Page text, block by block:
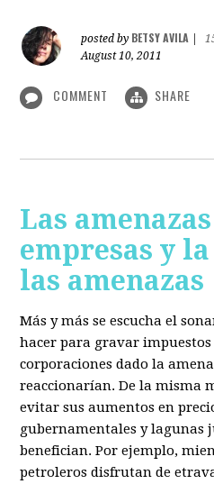
posted by BETSY AVILA
August 10, 2011
COMMENT SHARE
Las
empresas y
las amenazas
Más y más se escucha el
hacer para gravar impuestos
corporaciones dado la
reaccionarían. De la misma
evitar sus aumentos en
gubernamentales y lagunas
benefician. Por ejemplo,
petroleros disfrutan de